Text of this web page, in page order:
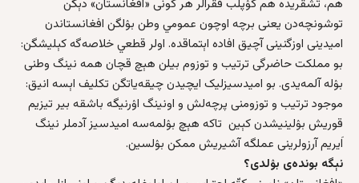
هم، تشقریده هم کۉپلب فقرالر هر کونی «افغانستان» دېگن
توشونچه‌دن یعنی برچه‌ اوچون عمومي وطن بۉلگن افغانستاندن
امیدینی اوزگنینی آچیق افاده‌ اېتماقده. اولر قطعي خلاصه‌گه کېلیشگن:
بو مملکت حاضرگی ترتیب و توزوم بیلن هېچ قچان همه‌ نینگ وطنی
بۉله‌ آلمه‌یدی. بو امیدسیزلیک ایچیدن چیقه‌یاتگن تکلیف اېسه انیق:
موجود ترتیب و توزومنی پرچه‌لش و اونینگ اۉرنیگه باشقه‌ بیر تیزیم
قوریش بۉلینیشدن کېین تاکه‌ هېچ بۉلمه‌سه‌ امیدسیز آدملر نینگ
اَیریم آرزولرینی عملگه آشیریش ممکن بۉلسین.
نېگه‌ بونده‌ی بۉلدی؟